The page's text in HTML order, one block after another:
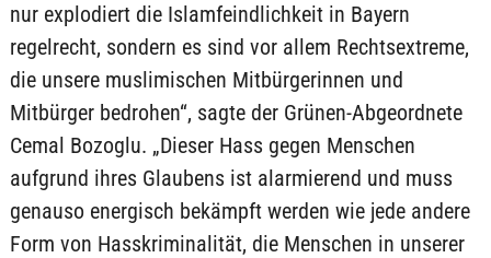
nur explodiert die Islamfeindlichkeit in Bayern
regelrecht, sondern es sind vor allem Rechtsextreme,
die unsere muslimischen Mitbürgerinnen und
Mitbürger bedrohen“, sagte der Grünen-Abgeordnete
Cemal Bozoglu. „Dieser Hass gegen Menschen
aufgrund ihres Glaubens ist alarmierend und muss
genauso energisch bekämpft werden wie jede andere
Form von Hasskriminalität, die Menschen in unserer